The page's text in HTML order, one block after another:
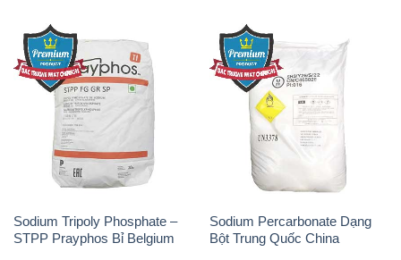
Sodium Tripoly Phosphate –
STPP Prayphos Bỉ Belgium
Sodium Percarbonate Dạng
Bột Trung Quốc China